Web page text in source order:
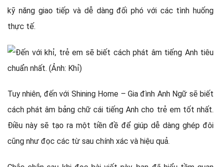
kỹ năng giao tiếp và dễ dàng đối phó với các tình huống
thực tế.
Tuy nhiên, đến với Shining Home – Gia đình Anh Ngữ sẽ biết
cách phát âm bảng chữ cái tiếng Anh cho trẻ em tốt nhất.
Điều này sẽ tạo ra một tiền đề để giúp dễ dàng ghép đôi
cũng như đọc các từ sau chính xác và hiệu quả.